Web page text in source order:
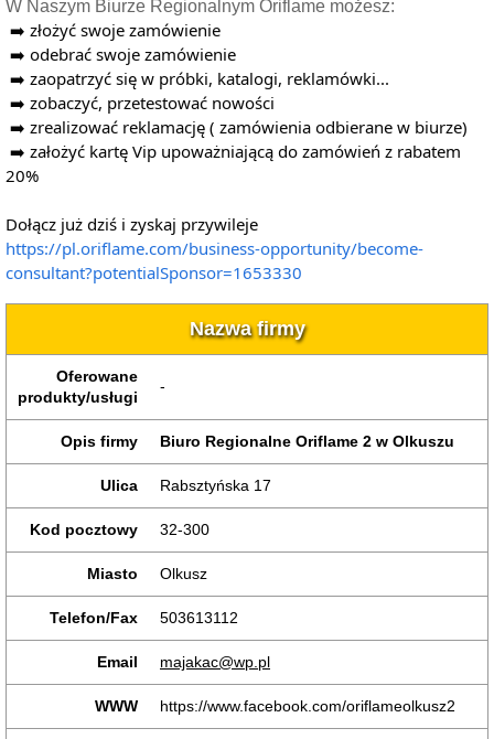
W Naszym Biurze Regionalnym Oriflame możesz:
➡️ złożyć swoje zamówienie
➡️ odebrać swoje zamówienie
➡️ zaopatrzyć się w próbki, katalogi, reklamówki...
➡️ zobaczyć, przetestować nowości
➡️ zrealizować reklamację ( zamówienia odbierane w biurze)
20%
Dołącz już dziś i zyskaj przywileje
https://pl.oriflame.com/business-opportunity/become-
consultant?potentialSponsor=1653330
Nazwa firmy
Oferowane
produkty/usługi
-
Opis firmy Biuro Regionalne Oriflame 2 w Olkuszu
Ulica Rabsztyńska 17
Kod pocztowy 32-300
Miasto Olkusz
Telefon/Fax 503613112
Email majakac@wp.pl
WWW https://www.facebook.com/oriflameolkusz2